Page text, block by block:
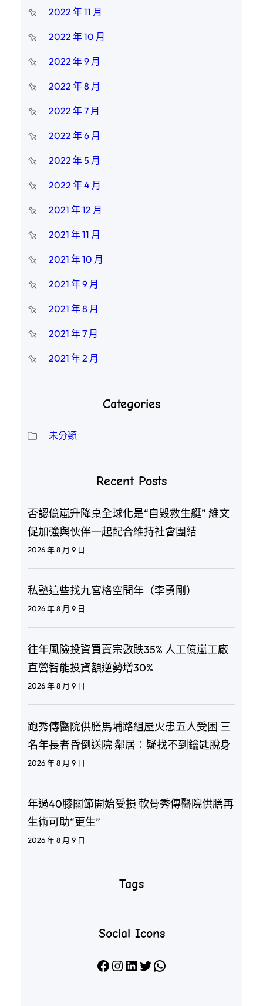
2022 年 11 月
2022 年 10 月
2022 年 9 月
2022 年 8 月
2022 年 7 月
2022 年 6 月
2022 年 5 月
2022 年 4 月
2021 年 12 月
2021 年 11 月
2021 年 10 月
2021 年 9 月
2021 年 8 月
2021 年 7 月
2021 年 2 月
Categories
未分類
Recent Posts
否認億嵐升降桌全球化是“自毀救生艇” 維文
促加強與伙伴一起配合維持社會團結
2026 年 8 月 9 日
私塾這些找九宮格空間年（李勇剛）
2026 年 8 月 9 日
往年風險投資買賣宗數跌35% 人工億嵐工廠
直營智能投資額逆勢增30%
2026 年 8 月 9 日
跑秀傳醫院供膳馬埔路組屋火患五人受困 三
名年長者昏倒送院 鄰居：疑找不到鑰匙脫身
2026 年 8 月 9 日
年過40膝關節開始受損 軟骨秀傳醫院供膳再
生術可助“更生”
2026 年 8 月 9 日
Tags
Social Icons
Facebook Instagram LinkedIn X WhatsApp